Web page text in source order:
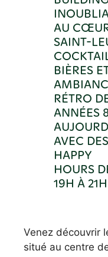
AU
SAINT-
BIÈRES
RÉTRO
ANNÉES
AVEC DES
HAPPY
HOURS
19H À
Venez découvrir
situé au centre